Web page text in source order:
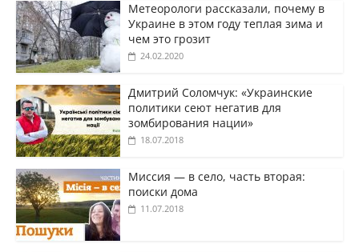
Метеорологи рассказали, почему в
Украине в этом году теплая зима и
чем это грозит
24.02.2020
Дмитрий Соломчук: «Украинские
политики сеют негатив для
зомбирования нации»
18.07.2018
Миссия — в село, часть вторая:
поиски дома
11.07.2018